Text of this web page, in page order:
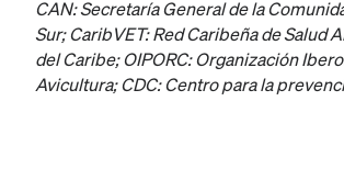
CAN: Secretaría General de la
Sur;CaribVET: Red Caribeña de Salud
del Caribe;OIPORC: Organización
Avicultura;CDC:Centro para la